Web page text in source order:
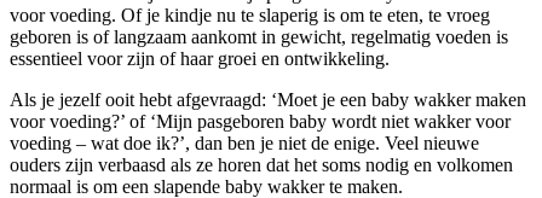
voor voeding. Of je kindje nu te slaperig is om te eten, te vroeg
geboren is of langzaam aankomt in gewicht, regelmatig voeden is
essentieel voor zijn of haar groei en ontwikkeling.
Als je jezelf ooit hebt afgevraagd: ‘Moet je een baby wakker maken
voor voeding?’ of ‘Mijn pasgeboren baby wordt niet wakker voor
voeding – wat doe ik?’, dan ben je niet de enige. Veel nieuwe
ouders zijn verbaasd als ze horen dat het soms nodig en volkomen
normaal is om een slapende baby wakker te maken.